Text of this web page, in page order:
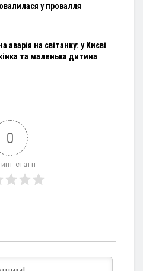
у провалля
аварія на світанку: у Києві
та маленька дитина
0
статті